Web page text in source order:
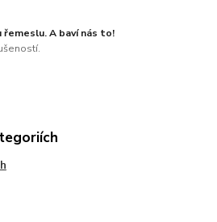
řemeslu. A baví nás to!